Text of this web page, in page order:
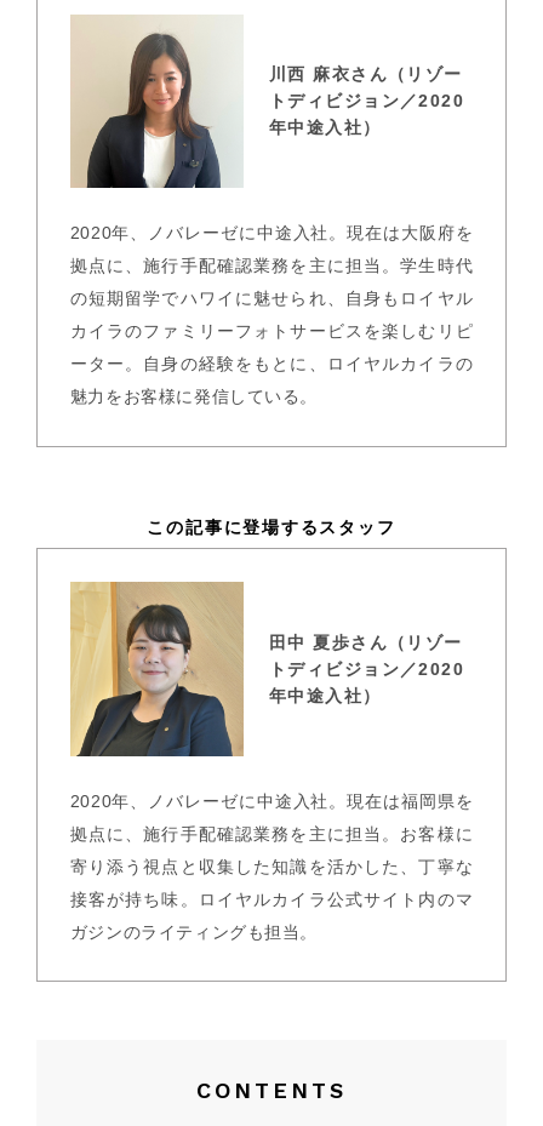
川西 麻衣さん（リゾー
トディビジョン／2020
年中途入社）
2020年、ノバレーゼに中途入社。現在は大阪府を
拠点に、施行手配確認業務を主に担当。学生時代
の短期留学でハワイに魅せられ、自身もロイヤル
カイラのファミリーフォトサービスを楽しむリピ
ーター。自身の経験をもとに、ロイヤルカイラの
魅力をお客様に発信している。
この記事に登場するスタッフ
田中 夏歩さん（リゾー
トディビジョン／2020
年中途入社）
2020年、ノバレーゼに中途入社。現在は福岡県を
拠点に、施行手配確認業務を主に担当。お客様に
寄り添う視点と収集した知識を活かした、丁寧な
接客が持ち味。ロイヤルカイラ公式サイト内のマ
ガジンのライティングも担当。
CONTENTS